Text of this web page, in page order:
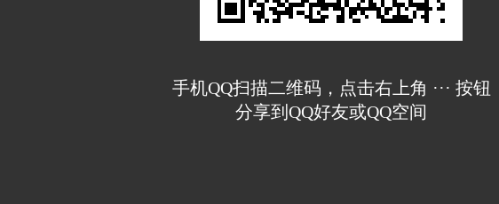
手机QQ扫描二维码，点击右上角 ··· 按钮
分享到QQ好友或QQ空间